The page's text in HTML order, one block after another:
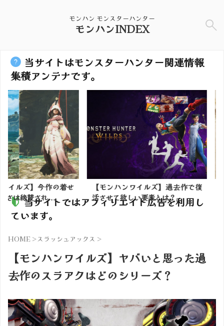
モンハン モンスターハンター
モンハンINDEX
当サイトはモンスターハンター関連情報
集積アンテナです。
作の着せ
れ...
【モンハンワイルズ】過去作で復
活させて欲しい要素とは？
【モンハ
前のシリ
当サイトではアフィリエイト広告を利用し
ています。
HOME >スラッシュアックス >
【モンハンワイルズ】ヤバいと思った過
去作のスラアクはどのシリーズ？